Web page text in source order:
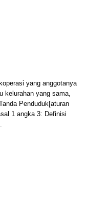
yang anggotanya
kelurahan yang sama,
Penduduk[aturan
1 angka 3: Definisi